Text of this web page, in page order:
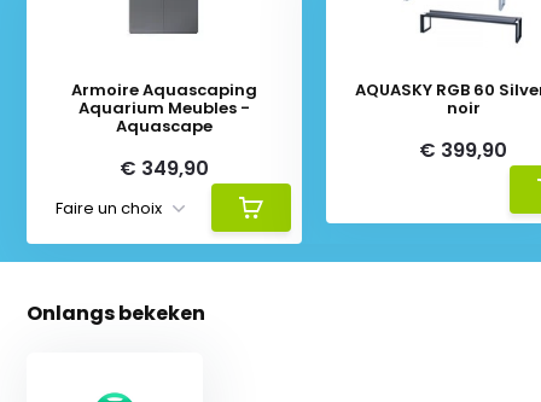
Armoire Aquascaping
Aquarium Meubles -
Aquascape
€ 349,90
AQUASKY RGB 60
noir
€ 399,90
Onlangs bekeken